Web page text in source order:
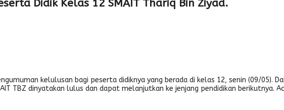
Didik Kelas 12 SMAIT Thariq Bin Ziyad.
kelulusan bagi peserta didiknya yang berada di kelas 12, senin (09/05).
TBZ dinyatakan lulus dan dapat melanjutkan ke jenjang pendidikan berikutnya.